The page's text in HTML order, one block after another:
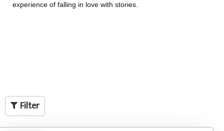
experience of falling in love with stories.
Filter